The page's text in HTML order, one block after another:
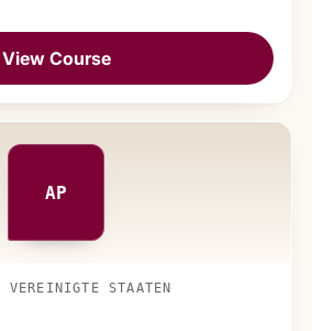
View Course
AP
VEREINIGTE STAATEN